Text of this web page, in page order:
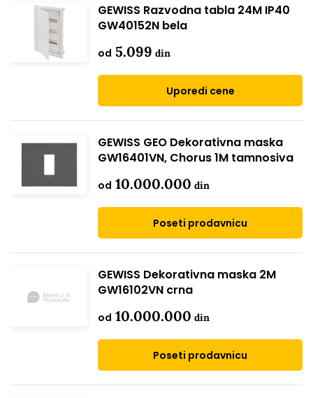
GEWISS Razvodna tabla 24M IP40
GW40152N bela
od 5.099 din
Uporedi cene
GEWISS GEO Dekorativna maska
GW16401VN, Chorus 1M tamnosiva
od 10.000.000 din
Poseti prodavnicu
GEWISS Dekorativna maska 2M
GW16102VN crna
od 10.000.000 din
Poseti prodavnicu